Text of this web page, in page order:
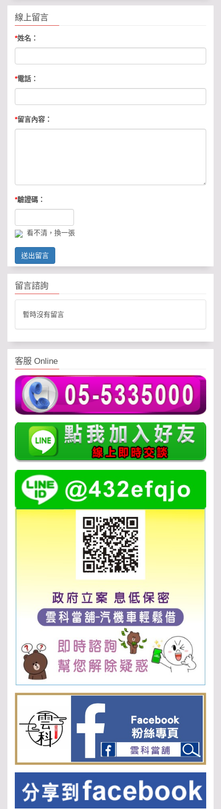
線上留言
*姓名：
*電話：
*留言內容：
*驗證碼：
看不清，換一張
送出留言
留言諮詢
暫時沒有留言
客服 Online